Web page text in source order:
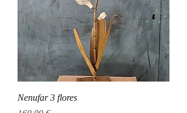
Nenufar 3 flores